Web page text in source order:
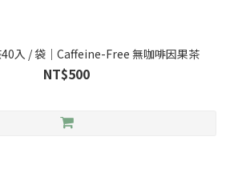
入 / 袋｜Caffeine-Free 無咖啡因果茶
NT$500